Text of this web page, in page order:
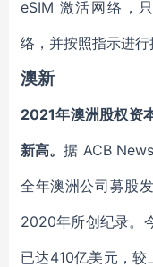
eSIM 激活网络，
络，并按照指示进行
澳新
2021年澳洲股权资
新高。据 ACB
全年澳洲公司募股
2020年所创纪录。
已达410亿美元，较